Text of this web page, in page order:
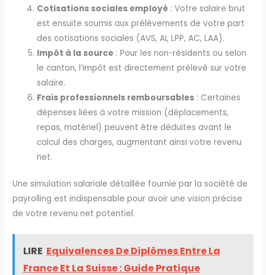
Cotisations sociales employé : Votre salaire brut
est ensuite soumis aux prélèvements de votre part
des cotisations sociales (AVS, AI, LPP, AC, LAA).
Impôt à la source : Pour les non-résidents ou selon
le canton, l’impôt est directement prélevé sur votre
salaire.
Frais professionnels remboursables : Certaines
dépenses liées à votre mission (déplacements,
repas, matériel) peuvent être déduites avant le
calcul des charges, augmentant ainsi votre revenu
net.
Une simulation salariale détaillée fournie par la société de
payrolling est indispensable pour avoir une vision précise
de votre revenu net potentiel.
LIRE Equivalences De Diplômes Entre La
France Et La Suisse : Guide Pratique